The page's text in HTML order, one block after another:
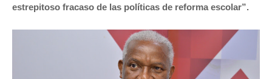
estrepitoso fracaso de las políticas de reforma escolar”.